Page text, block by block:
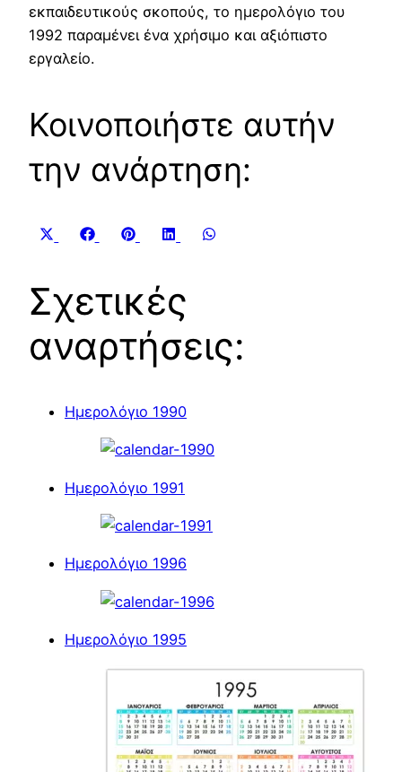
εκπαιδευτικούς σκοπούς, το ημερολόγιο του
1992 παραμένει ένα χρήσιμο και αξιόπιστο
εργαλείο.
Κοινοποιήστε αυτήν
την ανάρτηση:
Share
Share
Facebook
Share
PinterestShare
LinkedIn
Σχετικές
αναρτήσεις:
Ημερολόγιο 1990
Ημερολόγιο 1991
Ημερολόγιο 1996
Ημερολόγιο 1995